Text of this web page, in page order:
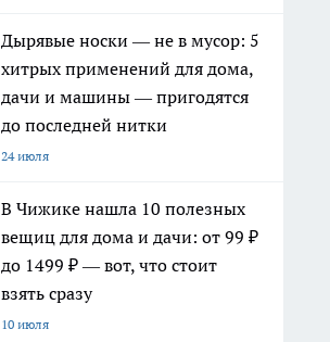
Дырявые носки — не в мусор: 5
хитрых применений для дома,
дачи и машины — пригодятся
до последней нитки
24 июля
В Чижике нашла 10 полезных
вещиц для дома и дачи: от 99 ₽
до 1499 ₽ — вот, что стоит
взять сразу
10 июля